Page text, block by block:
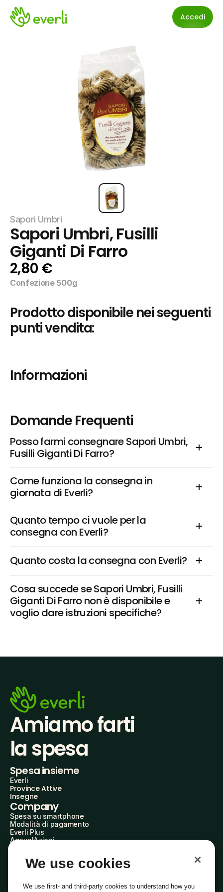
Accedi
Sapori Umbri
Sapori Umbri, Fusilli
Giganti Di Farro
2,80 €
Confezione 500g
Prodotto disponibile nei seguenti
punti vendita:
Informazioni
Domande Frequenti
Posso farmi consegnare Sapori Umbri,
Fusilli Giganti Di Farro?
Come funziona la consegna in
giornata di Everli?
Quanto tempo ci vuole per la
consegna con Everli?
Quanto costa la consegna con Everli?
Cosa succede se Sapori Umbri, Fusilli
Giganti Di Farro non è disponibile e
voglio dare istruzioni specifiche?
Amiamo farti
la spesa
Spesa insieme
Everli
Province Attive
Insegne
Company
Spesa su smartphone
Modalità di pagamento
Everli Plus
AgevolAzioni
Everli Shoppers
Scopri chi siamo
We use cookies
We use first- and third-party cookies to understand how you